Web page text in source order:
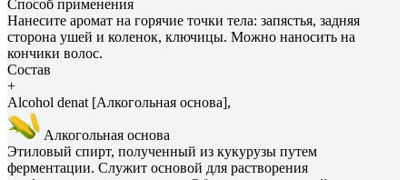
Способ применения
Нанесите аромат на горячие точки тела: запястья, задняя
сторона ушей и коленок, ключицы. Можно наносить на
кончики волос.
Состав
+
Alcohol denat [Алкогольная основа],
Алкогольная основа
Этиловый спирт, полученный из кукурузы путем
ферментации. Служит основой для растворения